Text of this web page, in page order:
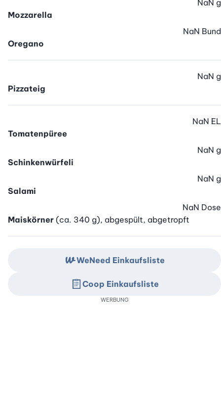
Mozzarella
NaN g
Oregano
NaN Bund
Pizzateig
NaN g
Tomatenpüree
NaN EL
Schinkenwürfeli
NaN g
Salami
NaN g
Maiskörner (ca. 340 g), abgespült, abgetropft
NaN Dose
WeNeed Einkaufsliste
Coop Einkaufsliste
WERBUNG